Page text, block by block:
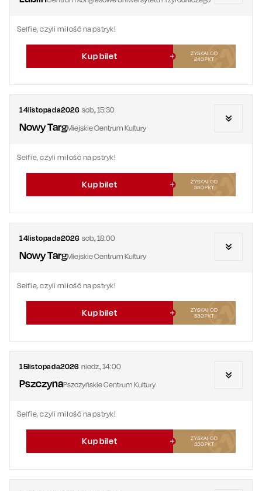
Selfie, czyli miłość na pstryk!
Kup bilet
ZYSKAJ OD
240PKT
14listopada2026 sob.,15:30
Nowy TargMiejskie Centrum Kultury
Selfie, czyli miłość na pstryk!
Kup bilet
ZYSKAJ OD
330PKT
14listopada2026 sob.,18:00
Nowy TargMiejskie Centrum Kultury
Selfie, czyli miłość na pstryk!
Kup bilet
ZYSKAJ OD
330PKT
15listopada2026 niedz.,14:00
PszczynaPszczyńskie Centrum Kultury
Selfie, czyli miłość na pstryk!
Kup bilet
ZYSKAJ OD
330PKT